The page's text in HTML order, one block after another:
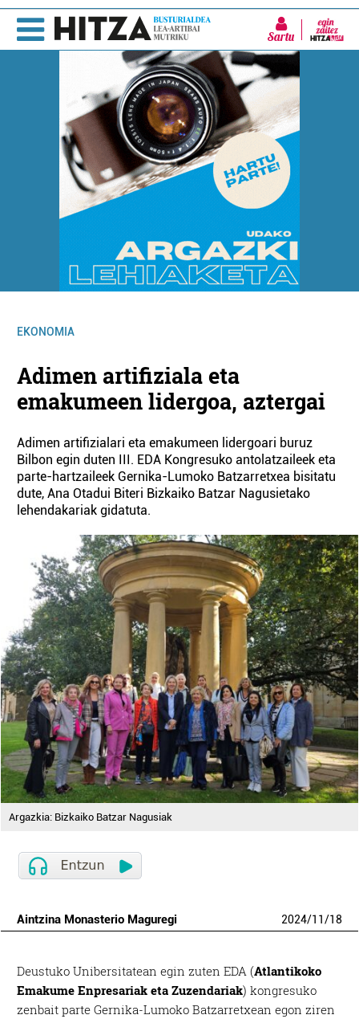
Sartu
EKONOMIA
Adimen artifiziala eta
emakumeen lidergoa, aztergai
Adimen artifizialari eta emakumeen lidergoari buruz
Bilbon egin duten III. EDA Kongresuko antolatzaileek eta
parte-hartzaileek Gernika-Lumoko Batzarretxea bisitatu
dute, Ana Otadui Biteri Bizkaiko Batzar Nagusietako
lehendakariak gidatuta.
Argazkia: Bizkaiko Batzar Nagusiak
Aintzina Monasterio Maguregi 2024/11/18
Deustuko Unibersitatean egin zuten EDA (Atlantikoko
Emakume Enpresariak eta Zuzendariak) kongresuko
zenbait parte Gernika-Lumoko Batzarretxean egon ziren